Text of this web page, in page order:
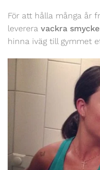
För att hålla många år
leverera vackra
hinna iväg till gymmet